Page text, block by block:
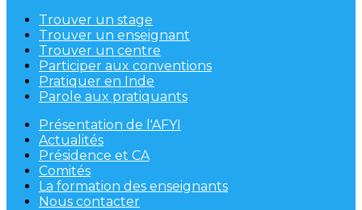
Trouver un stage
Trouver un enseignant
Trouver un centre
Participer aux conventions
Pratiquer en Inde
Parole aux pratiquants
Présentation de l'AFYI
Actualités
Présidence et CA
Comités
La formation des enseignants
Nous contacter